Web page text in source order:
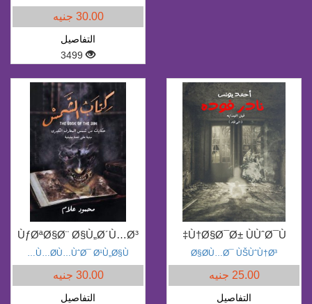
30.00 جنيه
التفاصيل
3499
Ù†Ø§Ø¯Ø± ÙÙˆØ¯Ù‡
Ø§Ø­Ù…Ø¯ ÙŠÙˆÙ†Ø³
25.00 جنيه
التفاصيل
ÙƒØªØ§Ø¨ Ø§Ù„Ø´Ù…Ø³
Ù…Ø­Ù…ÙˆØ¯ Ø¹Ù„Ø§Ù…
30.00 جنيه
التفاصيل